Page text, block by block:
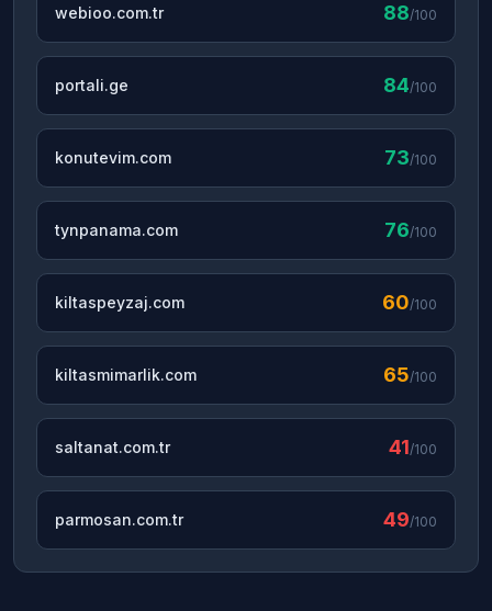
webioo.com.tr 88/100
portali.ge 84/100
konutevim.com 73/100
tynpanama.com 76/100
kiltaspeyzaj.com 60/100
kiltasmimarlik.com 65/100
saltanat.com.tr 41/100
parmosan.com.tr 49/100